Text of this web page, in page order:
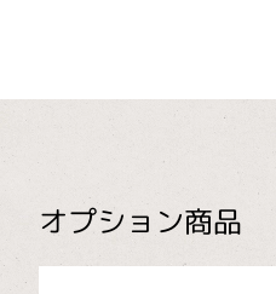
オプション商品